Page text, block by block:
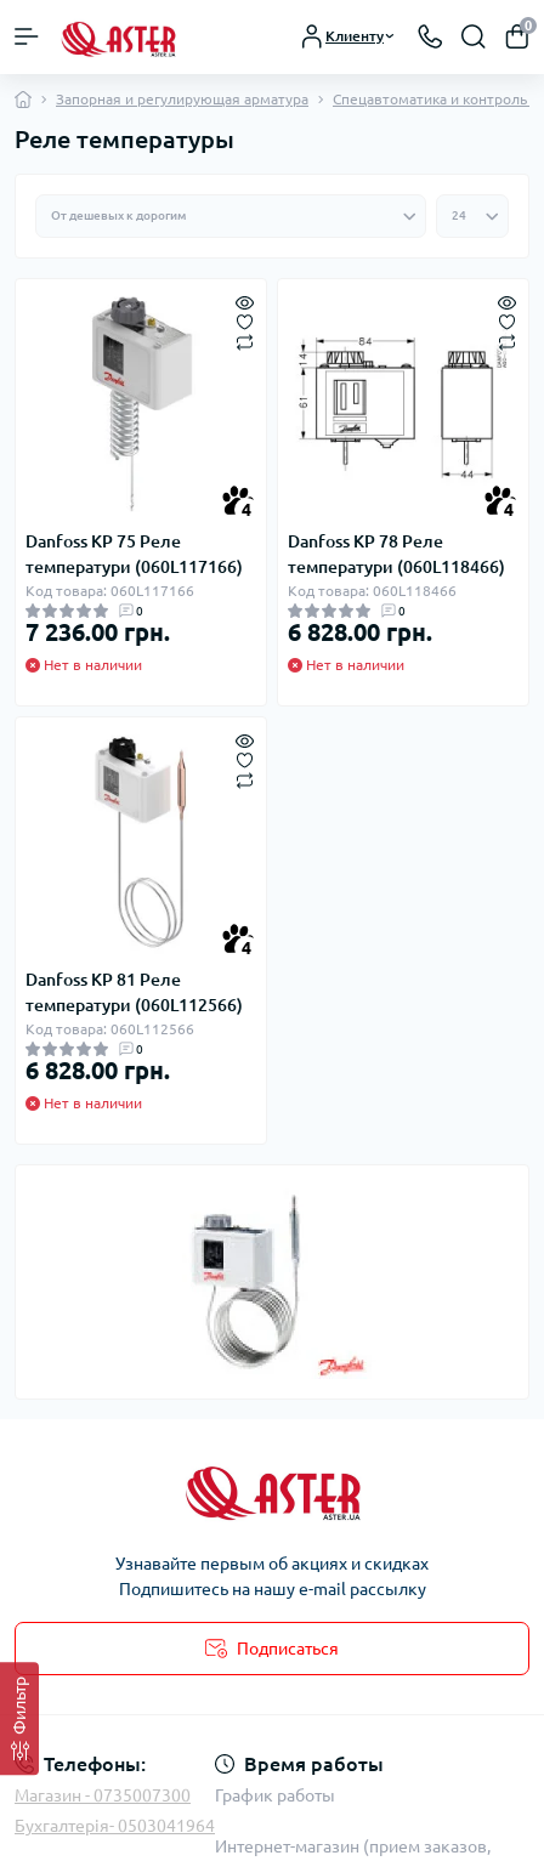
Клиенту
0
Запорная и регулирующая арматура Спецавтоматика и контроль
Реле температуры
Фильтр
4
Danfoss KP 75 Реле
температури (060L117166)
Код товара: 060L117166
0
7 236.00 грн.
Нет в наличии
4
Danfoss KP 78 Реле
температури (060L118466)
Код товара: 060L118466
0
6 828.00 грн.
Нет в наличии
4
Danfoss KP 81 Реле
температури (060L112566)
Код товара: 060L112566
0
6 828.00 грн.
Нет в наличии
Узнавайте первым об акциях и скидках
Подпишитесь на нашу e-mail рассылку
Подписаться
Телефоны:
Магазин - 0735007300
Бухгалтерія- 0503041964
Время работы
График работы
Интернет-магазин (прием заказов,